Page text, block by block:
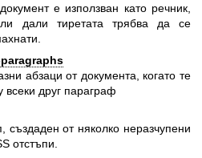
е използван като речник,
дали тиретата трябва да се
абзаци от документа, когато те
друг параграф
създаден от няколко неразчупени
отстъпи.